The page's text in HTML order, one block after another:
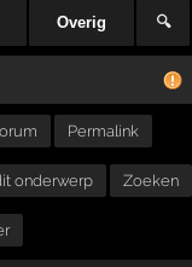
Overig 🔍
Permalink
onderwerp Zoeken